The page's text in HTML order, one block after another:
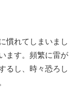
慣れてしまいまし
ます。頻繁に雷が
るし、時々恐ろし